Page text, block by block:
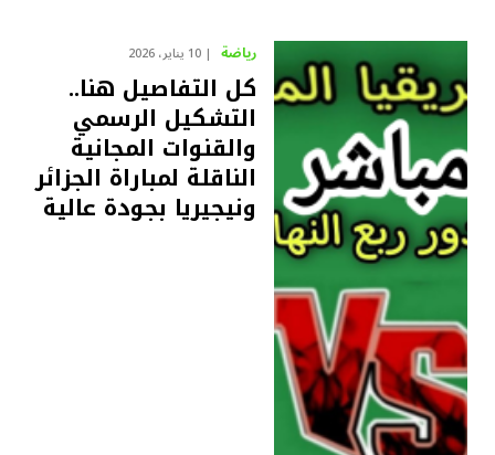
رياضة 10 يناير، 2026
كل التفاصيل هنا..
التشكيل الرسمي
والقنوات المجانية
الناقلة لمباراة الجزائر
ونيجيريا بجودة عالية